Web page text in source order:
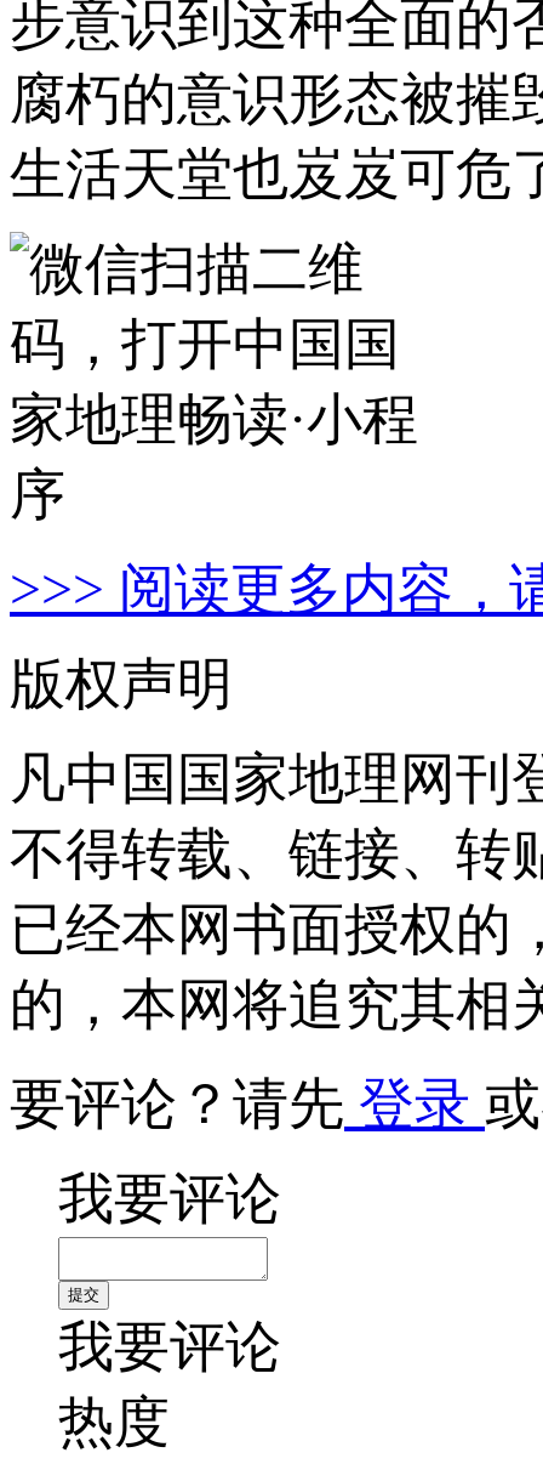
步意识到这种全面的
腐朽的意识形态被摧
生活天堂也岌岌可危
>>> 阅读更多内容，
版权声明
凡中国国家地理网刊
不得转载、链接、转
已经本网书面授权的
的，本网将追究其相
要评论？请先 登录
我要评论
我要评论
热度